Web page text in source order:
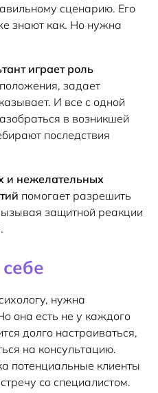
сценарию. Его
знают как. Но нужна
играет роль
задает
И все с одной
в возникшей
последствия
и нежелательных
помогает разрешить
защитной реакции
нужна
она есть не у каждого
долго настраиваться,
на консультацию.
потенциальные клиенты
со специалистом.